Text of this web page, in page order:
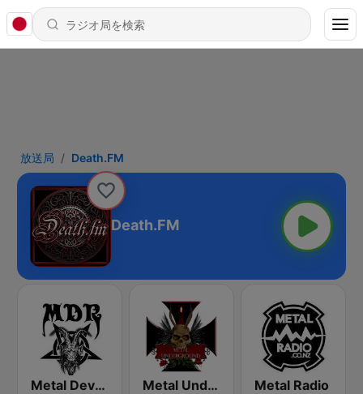
放送局 Death.FM
Death.FM
Metal Devastation Radio Metal Underground Metal Radio